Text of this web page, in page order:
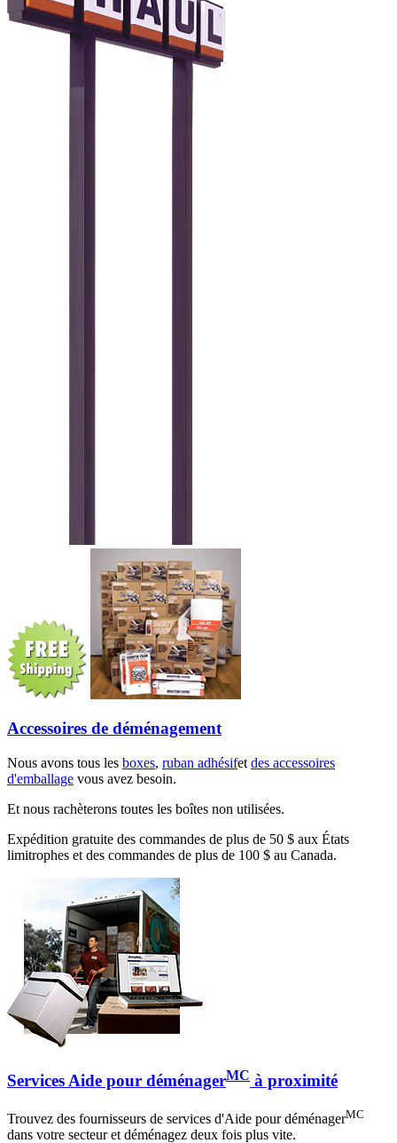
Accessoires de déménagement
Nous avons tous les boxes, ruban adhésifet des accessoires
d'emballage vous avez besoin.
Et nous rachèterons toutes les boîtes non utilisées.
Expédition gratuite des commandes de plus de 50 $ aux États
limitrophes et des commandes de plus de 100 $ au Canada.
Services Aide pour déménagerMC à proximité
Trouvez des fournisseurs de services d'Aide pour déménagerMC
dans votre secteur et déménagez deux fois plus vite.